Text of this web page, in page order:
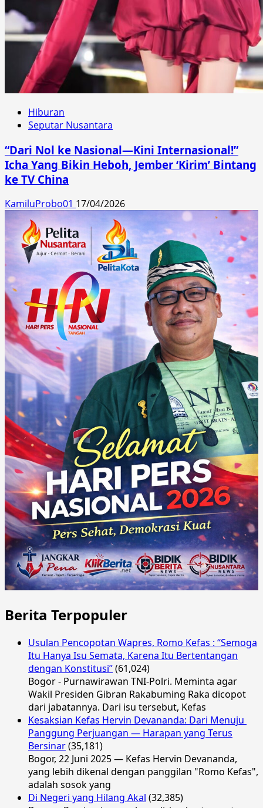
Hiburan
Seputar Nusantara
“Dari Nol ke Nasional—Kini Internasional!”
Icha Yang Bikin Heboh, Jember ‘Kirim’ Bintang
ke TV China
KamiluProbo01 17/04/2026
Berita Terpopuler
Usulan Pencopotan Wapres, Romo Kefas : “Semoga
Itu Hanya Isu Semata, Karena Itu Bertentangan
dengan Konstitusi”(61,024)
Bogor - Purnawirawan TNI-Polri. Meminta agar
Wakil Presiden Gibran Rakabuming Raka dicopot
dari jabatannya. Dari isu tersebut, Kefas
Kesaksian Kefas Hervin Devananda: Dari Menuju
Panggung Perjuangan — Harapan yang Terus
Bersinar(35,181)
Bogor, 22 Juni 2025 — Kefas Hervin Devananda,
yang lebih dikenal dengan panggilan "Romo Kefas",
adalah sosok yang
Di Negeri yang Hilang Akal (32,385)